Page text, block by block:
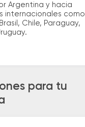
Argentina y hacia
internacionales como
Chile, Paraguay,
para tu